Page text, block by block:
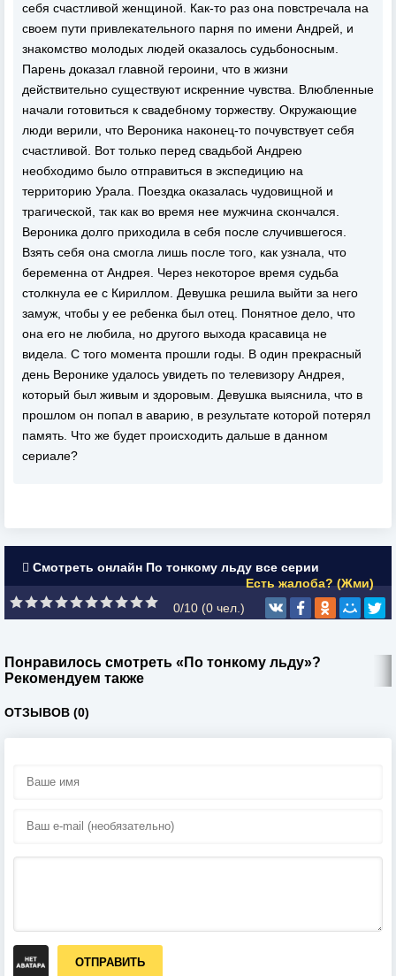
себя счастливой женщиной. Как-то раз она повстречала на
своем пути привлекательного парня по имени Андрей, и
знакомство молодых людей оказалось судьбоносным.
Парень доказал главной героини, что в жизни
действительно существуют искренние чувства. Влюбленные
начали готовиться к свадебному торжеству. Окружающие
люди верили, что Вероника наконец-то почувствует себя
счастливой. Вот только перед свадьбой Андрею
необходимо было отправиться в экспедицию на
территорию Урала. Поездка оказалась чудовищной и
трагической, так как во время нее мужчина скончался.
Вероника долго приходила в себя после случившегося.
Взять себя она смогла лишь после того, как узнала, что
беременна от Андрея. Через некоторое время судьба
столкнула ее с Кириллом. Девушка решила выйти за него
замуж, чтобы у ее ребенка был отец. Понятное дело, что
она его не любила, но другого выхода красавица не
видела. С того момента прошли годы. В один прекрасный
день Веронике удалось увидеть по телевизору Андрея,
который был живым и здоровым. Девушка выяснила, что в
прошлом он попал в аварию, в результате которой потерял
память. Что же будет происходить дальше в данном
сериале?
Смотреть онлайн По тонкому льду все серии
Есть жалоба? (Жми)
0/10 (0 чел.)
Понравилось смотреть «По тонкому льду»?
Рекомендуем также
ОТЗЫВОВ (0)
ОТПРАВИТЬ